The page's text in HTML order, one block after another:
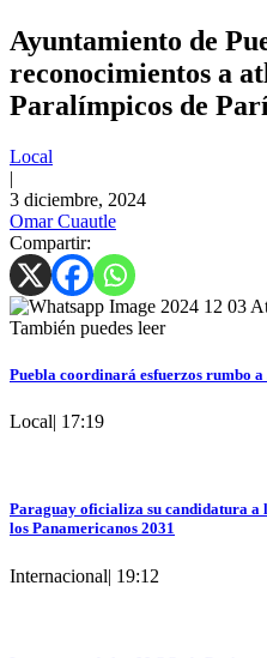
Ayuntamiento de
reconocimientos a
Paralímpicos de
Local
|
3 diciembre, 2024
Omar Cuautle
Compartir:
También puedes leer
Puebla coordinará esfuerzos rumbo
Local| 17:19
Paraguay oficializa su candidatura a
los Panamericanos 2031
Internacional| 19:12